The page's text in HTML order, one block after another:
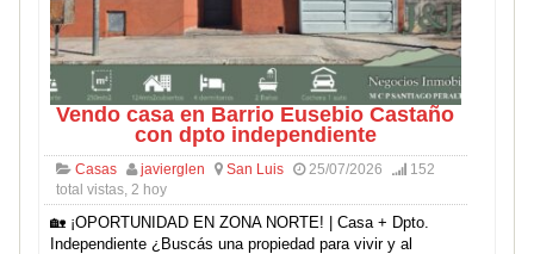
Vendo casa en Barrio Eusebio Castaño
con dpto independiente
Casas javierglen San Luis 25/07/2026
152
total vistas, 2 hoy
🏡 ¡OPORTUNIDAD EN ZONA NORTE! | Casa + Dpto.
Independiente ¿Buscás una propiedad para vivir y al